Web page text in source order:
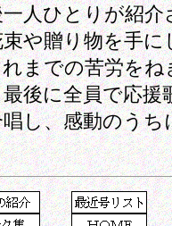
人ひとりが紹介
や贈り物を手に
までの苦労をね
後に全員で応援
し、感動のうち